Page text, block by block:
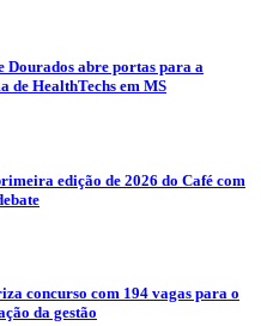
abre portas para a
de HealthTechs em MS
edição de 2026 do Café com
concurso com 194 vagas para o
da gestão